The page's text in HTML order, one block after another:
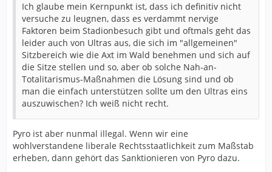
Ich glaube mein Kernpunkt ist, dass ich definitiv nicht
versuche zu leugnen, dass es verdammt nervige
Faktoren beim Stadionbesuch gibt und oftmals geht das
leider auch von Ultras aus, die sich im "allgemeinen"
Sitzbereich wie die Axt im Wald benehmen und sich auf
die Sitze stellen und so, aber ob solche Nah-an-
Totalitarismus-Maßnahmen die Lösung sind und ob
man die einfach unterstützen sollte um den Ultras eins
auszuwischen? Ich weiß nicht recht.
Pyro ist aber nunmal illegal. Wenn wir eine
wohlverstandene liberale Rechtsstaatlichkeit zum Maßstab
erheben, dann gehört das Sanktionieren von Pyro dazu.